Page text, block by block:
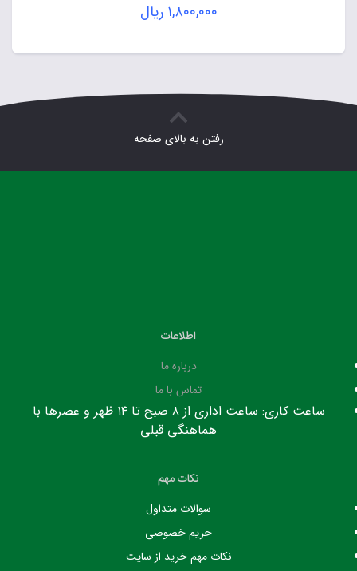
۱,۸۰۰,۰۰۰ ریال
رفتن به بالای صفحه
اطلاعات
درباره ما
تماس با ما
ساعت کاری: ساعت اداری از ۸ صبح تا ۱۴ ظهر و عصرها با
هماهنگی قبلی
نکات مهم
سوالات متداول
حریم خصوصی
نکات مهم خرید از سایت